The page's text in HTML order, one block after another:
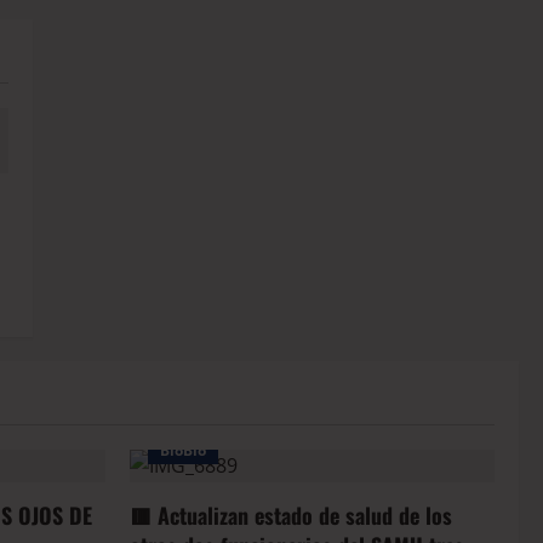
OJOS DE
BioBio
🟥 Actualizan estado de salud de los